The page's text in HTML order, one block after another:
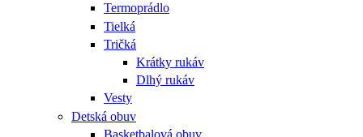
Termoprádlo
Tielká
Tričká
Krátky rukáv
Dlhý rukáv
Vesty
Detská obuv
Basketbalová obuv